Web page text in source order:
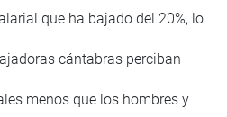
que ha bajado del 20%, lo
cántabras perciban
menos que los hombres y